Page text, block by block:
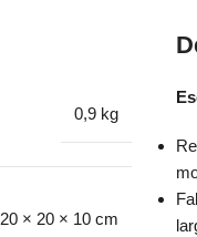
0,9 kg
20 × 20 × 10 cm